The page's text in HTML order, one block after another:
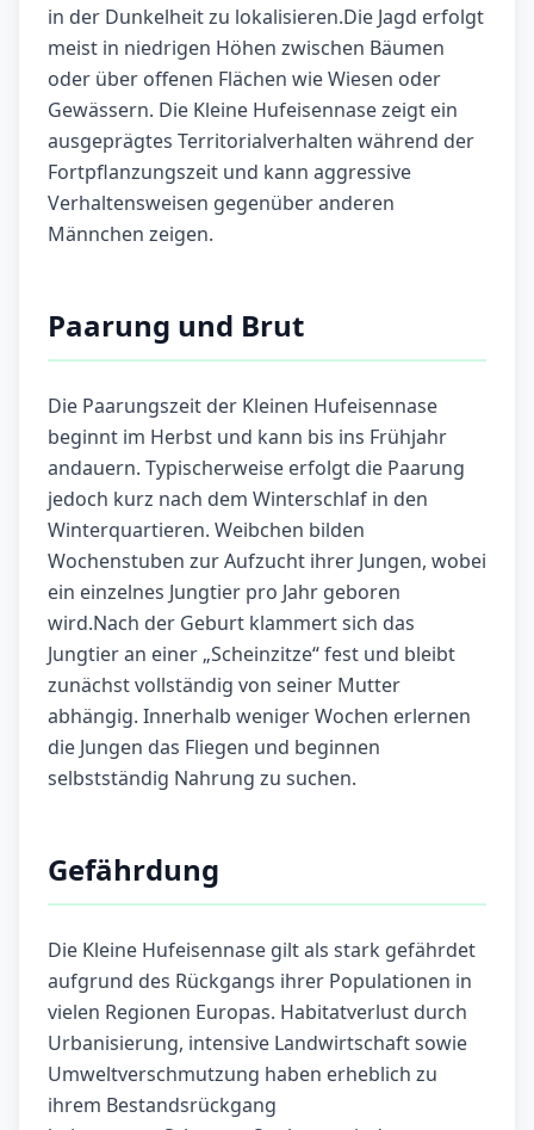
in der Dunkelheit zu lokalisieren.Die Jagd erfolgt
meist in niedrigen Höhen zwischen Bäumen
oder über offenen Flächen wie Wiesen oder
Gewässern. Die Kleine Hufeisennase zeigt ein
ausgeprägtes Territorialverhalten während der
Fortpflanzungszeit und kann aggressive
Verhaltensweisen gegenüber anderen
Männchen zeigen.
Paarung und Brut
Die Paarungszeit der Kleinen Hufeisennase
beginnt im Herbst und kann bis ins Frühjahr
andauern. Typischerweise erfolgt die Paarung
jedoch kurz nach dem Winterschlaf in den
Winterquartieren. Weibchen bilden
Wochenstuben zur Aufzucht ihrer Jungen, wobei
ein einzelnes Jungtier pro Jahr geboren
wird.Nach der Geburt klammert sich das
Jungtier an einer „Scheinzitze“ fest und bleibt
zunächst vollständig von seiner Mutter
abhängig. Innerhalb weniger Wochen erlernen
die Jungen das Fliegen und beginnen
selbstständig Nahrung zu suchen.
Gefährdung
Die Kleine Hufeisennase gilt als stark gefährdet
aufgrund des Rückgangs ihrer Populationen in
vielen Regionen Europas. Habitatverlust durch
Urbanisierung, intensive Landwirtschaft sowie
Umweltverschmutzung haben erheblich zu
ihrem Bestandsrückgang